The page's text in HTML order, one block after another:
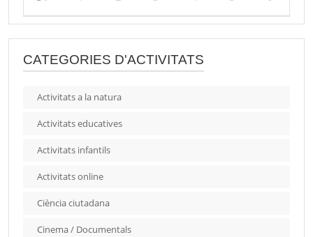
CATEGORIES D'ACTIVITATS
Activitats a la natura
Activitats educatives
Activitats infantils
Activitats online
Ciència ciutadana
Cinema / Documentals